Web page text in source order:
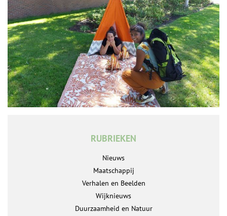
RUBRIEKEN
Nieuws
Maatschappij
Verhalen en Beelden
Wijknieuws
Duurzaamheid en Natuur